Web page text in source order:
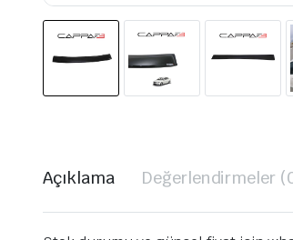
Açıklama Değerlendirmeler